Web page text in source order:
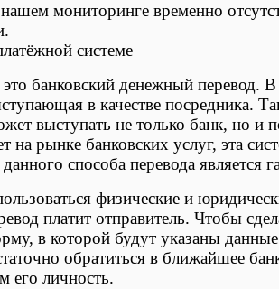
мониторинге временно
системе
банковский денежный перевод. В
в качестве посредника.
выступать не только банк, но и
на рынке банковских услуг, эта
способа перевода
физические и
платит отправитель. Чтобы
в которой будут указаны
обратиться в ближайшее
его личность.